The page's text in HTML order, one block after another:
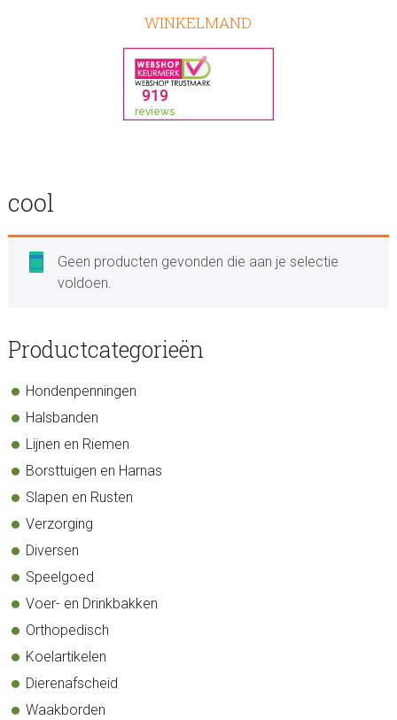
WINKELMAND
cool
Geen producten gevonden die aan je selectie
voldoen.
sidebar
Store
Productcategorieën
Hondenpenningen
Halsbanden
Lijnen en Riemen
Borsttuigen en Harnas
Slapen en Rusten
Verzorging
Diversen
Speelgoed
Voer- en Drinkbakken
Orthopedisch
Koelartikelen
Dierenafscheid
Waakborden